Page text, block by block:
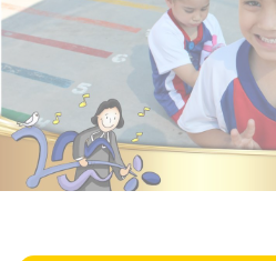
Instalaciones